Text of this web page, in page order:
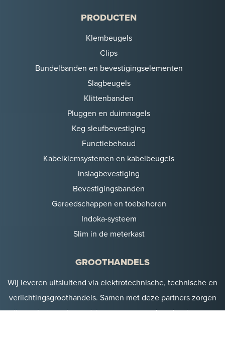
PRODUCTEN
Klembeugels
Clips
Bundelbanden en bevestigingselementen
Slagbeugels
Klittenbanden
Pluggen en duimnagels
Keg sleufbevestiging
Functiebehoud
Kabelklemsystemen en kabelbeugels
Inslagbevestiging
Bevestigingsbanden
Gereedschappen en toebehoren
Indoka-systeem
Slim in de meterkast
GROOTHANDELS
Wij leveren uitsluitend via elektrotechnische, technische en
verlichtingsgroothandels. Samen met deze partners zorgen
wij voor betrouwbaar advies en verrassende oplossingen op